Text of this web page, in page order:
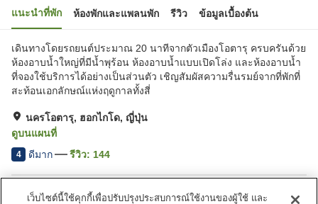
แนะนำที่พัก ห้องพักและแพลนพัก รีวิว ข้อมูลเบื้องต้น
เดินทางโดยรถยนต์ประมาณ 20 นาทีจากตัวเมืองโอตารุ ครบครันด้วย
ห้องอาบน้ำใหญ่ที่มีน้ำพุร้อน ห้องอาบน้ำแบบเปิดโล่ง และห้องอาบน้ำ
ที่จองใช้บริการได้อย่างเป็นส่วนตัว เชิญสัมผัสความรื่นรมย์จากที่พักที่
สะท้อนเอกลักษณ์แห่งฤดูกาลทั้งสี่
นครโอตารุ, ฮอกไกโด, ญี่ปุ่น
ดูบนแผนที่
4 ดีมาก รีวิว: 144
สิ่งอำนวยความสะดวกในที่พัก
เว็บไซต์นี้ใช้คุกกี้เพื่อปรับปรุงประสบการณ์ใช้งานของผู้ใช้ และ